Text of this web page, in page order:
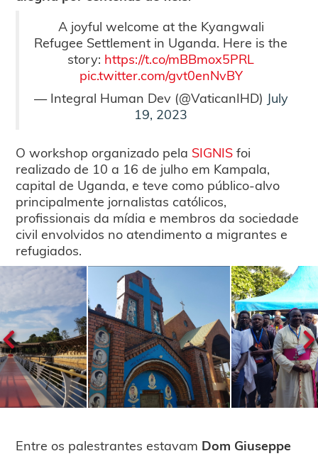
A joyful welcome at the Kyangwali
Refugee Settlement in Uganda. Here is the
story: https://t.co/mBBmox5PRL
pic.twitter.com/gvt0enNvBY
— Integral Human Dev (@VaticanIHD) July
19, 2023
O workshop organizado pela SIGNIS foi
realizado de 10 a 16 de julho em Kampala,
capital de Uganda, e teve como público-alvo
principalmente jornalistas católicos,
profissionais da mídia e membros da sociedade
civil envolvidos no atendimento a migrantes e
refugiados.
Entre os palestrantes estavam Dom Giuseppe